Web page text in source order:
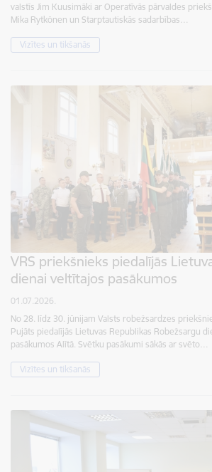
valstīs Jim Kuusimäki ar Operatīvās pārvaldes
Mika Rytkönen un Starptautiskās sadarbības…
Vizītes un tikšanās
VRS priekšnieks piedalījās
dienai veltītajos pasākumos
01.07.2026.
No 28. līdz 30. jūnijam Valsts robežsardzes
Pujāts piedalījās Lietuvas Republikas Robežsargu
pasākumos Alītā. Svētku pasākumi sākās ar svēto…
Vizītes un tikšanās